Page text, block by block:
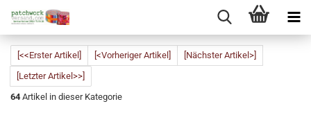
[<<Erster Artikel] [<Vorheriger Artikel]
[Nächster Artikel>]
[Letzter Artikel>>]
64 Artikel in dieser Kategorie